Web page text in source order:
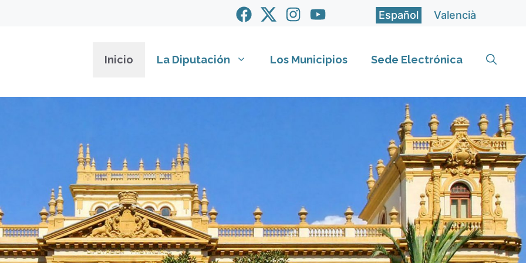
Español Valencià
Inicio La Diputación Los Municipios Sede Electrónica